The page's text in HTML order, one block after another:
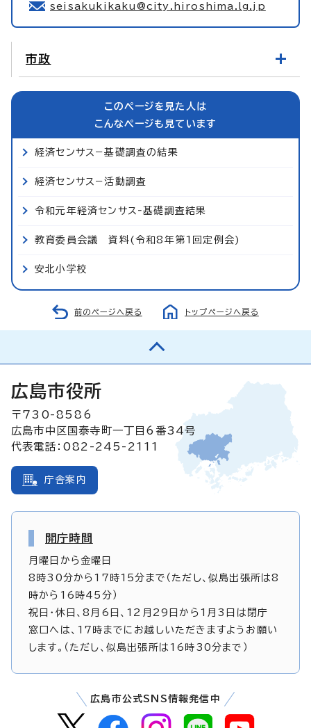
seisakukikaku@city.hiroshima.lg.jp
市政
このページを見た人は
こんなページも見ています
経済センサス−基礎調査の結果
経済センサス−活動調査
令和元年経済センサス‐基礎調査結果
教育委員会議 資料(令和8年第1回定例会)
安北小学校
前のページへ戻る トップページへ戻る
広島市役所
〒730-8586
広島市中区国泰寺町一丁目6番34号
代表電話：082-245-2111
庁舎案内
開庁時間
月曜日から金曜日
8時30分から17時15分まで（ただし、似島出張所は8
時から16時45分）
祝日・休日、8月6日、12月29日から1月3日は閉庁
窓口へは、17時までにお越しいただきますようお願い
します。（ただし、似島出張所は16時30分まで）
広島市公式SNS情報発信中